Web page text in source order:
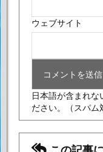
ウェブサイト
日本語が含まれな
ださい。
（スパム